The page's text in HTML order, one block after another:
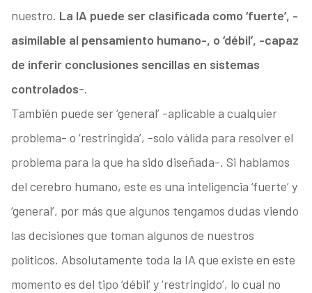
nuestro. La IA puede ser clasificada como ‘fuerte’, -
asimilable al pensamiento humano-, o ‘débil’, -capaz
de inferir conclusiones sencillas en sistemas
controlados-.
También puede ser ‘general’ -aplicable a cualquier
problema- o ‘restringida’, -solo válida para resolver el
problema para la que ha sido diseñada-. Si hablamos
del cerebro humano, este es una inteligencia ‘fuerte’ y
‘general’, por más que algunos tengamos dudas viendo
las decisiones que toman algunos de nuestros
políticos. Absolutamente toda la IA que existe en este
momento es del tipo ‘débil’ y ‘restringido’, lo cual no